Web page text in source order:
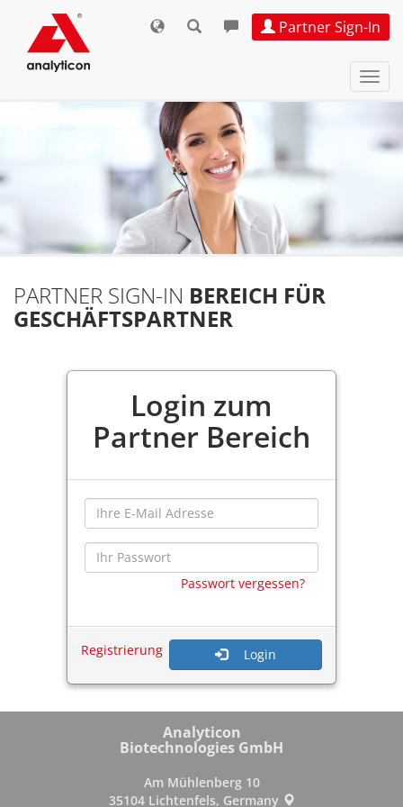
Partner Sign-In
PARTNER SIGN-IN BEREICH FÜR
GESCHÄFTSPARTNER
Login zum
Partner Bereich
Passwort vergessen?
Registrierung Login
Analyticon
Biotechnologies GmbH
Am Mühlenberg 10
35104 Lichtenfels, Germany